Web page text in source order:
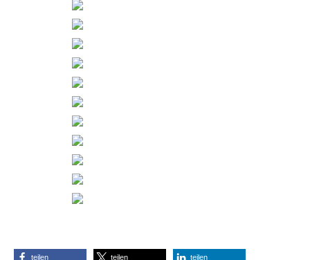
teilen teilen teilen